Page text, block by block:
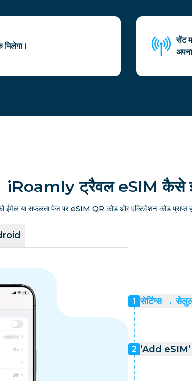
सेंट
iRoamly ट्रैवल eSIM कैसे
ईमेल या सफलता पेज पर eSIM QR कोड और एक्टिवेशन कोड प्राप्त
1 सेटिंग्स →
2 ‘Add